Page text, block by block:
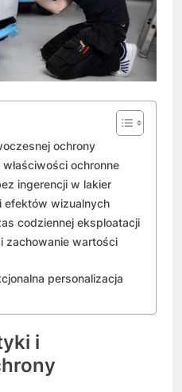
ochrony
ochronne
ingerencji w lakier
efektów wizualnych
codziennej eksploatacji
zachowanie wartości
personalizacja
i